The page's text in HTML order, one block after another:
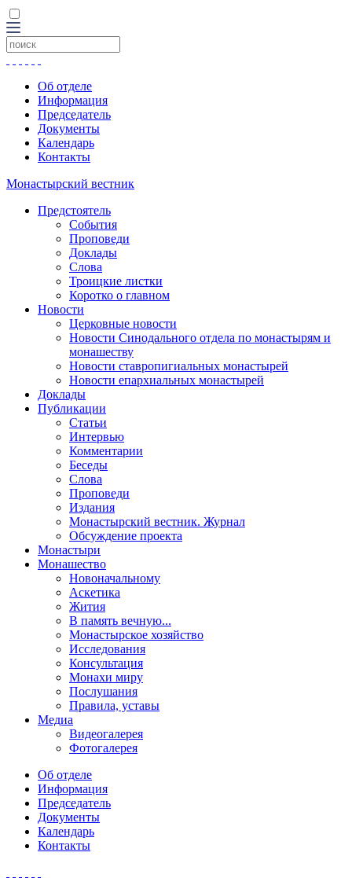
Об отделе
Информация
Председатель
Документы
Календарь
Контакты
Монастырский вестник
Предстоятель
События
Проповеди
Доклады
Слова
Троицкие листки
Коротко о главном
Новости
Церковные новости
Новости Синодального отдела по монастырям и
монашеству
Новости ставропигиальных монастырей
Новости епархиальных монастырей
Доклады
Публикации
Статьи
Интервью
Комментарии
Беседы
Слова
Проповеди
Издания
Монастырский вестник. Журнал
Обсуждение проекта
Монастыри
Монашество
Новоначальному
Аскетика
Жития
В память вечную...
Монастырское хозяйство
Исследования
Консультация
Монахи миру
Послушания
Правила, уставы
Медиа
Видеогалерея
Фотогалерея
Об отделе
Информация
Председатель
Документы
Календарь
Контакты